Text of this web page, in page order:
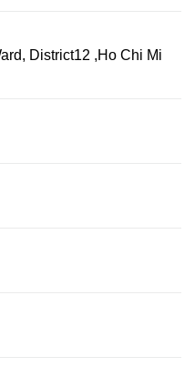
District12 ,Ho Chi Mi